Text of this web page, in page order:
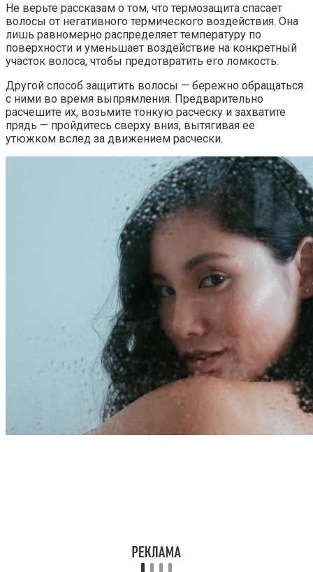
Не верьте рассказам о том, что термозащита спасает
волосы от негативного термического воздействия. Она
лишь равномерно распределяет температуру по
поверхности и уменьшает воздействие на конкретный
участок волоса, чтобы предотвратить его ломкость.
Другой способ защитить волосы — бережно обращаться
с ними во время выпрямления. Предварительно
расчешите их, возьмите тонкую расческу и захватите
прядь — пройдитесь сверху вниз, вытягивая ее
утюжком вслед за движением расчески.